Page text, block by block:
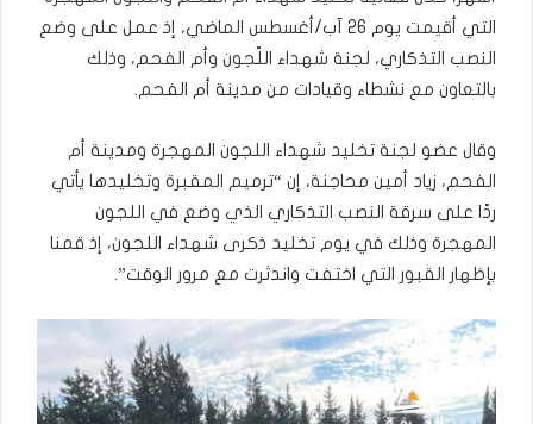
التي أقيمت يوم 26 آب/أغسطس الماضي، إذ عمل على وضع
النصب التذكاري، لجنة شهداء اللّجون وأم الفحم، وذلك
بالتعاون مع نشطاء وقيادات من مدينة أم الفحم.
وقال عضو لجنة تخليد شهداء اللجون المهجرة ومدينة أم
الفحم، زياد أمين محاجنة، إن “ترميم المقبرة وتخليدها يأتي
ردًا على سرقة النصب التذكاري الذي وضع في اللجون
المهجرة وذلك في يوم تخليد ذكرى شهداء اللجون، إذ قمنا
بإظهار القبور التي اختفت واندثرت مع مرور الوقت”.